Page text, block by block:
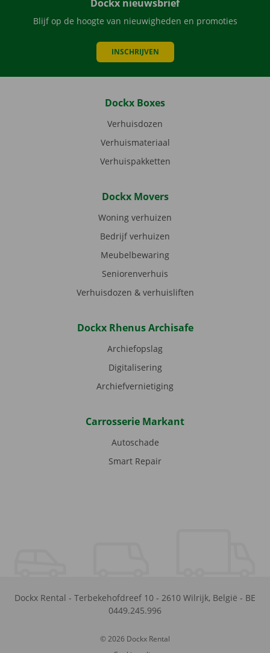
Dockx nieuwsbrief
Blijf op de hoogte van nieuwigheden en promoties
INSCHRIJVEN
Dockx Boxes
Verhuisdozen
Verhuismateriaal
Verhuispakketten
Dockx Movers
Woning verhuizen
Bedrijf verhuizen
Meubelbewaring
Seniorenverhuis
Verhuisdozen & verhuisliften
Dockx Rhenus Archisafe
Archiefopslag
Digitalisering
Archiefvernietiging
Carrosserie Markant
Autoschade
Smart Repair
Dockx Rental - Terbekehofdreef 10 - 2610 Wilrijk, België - BE
0449.245.996
© 2026 Dockx Rental